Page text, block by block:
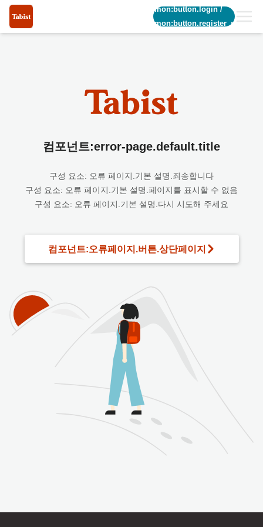
common:button.login/
common:button.register_short
컴포넌트:error-page.default.title
구성 요소: 오류 페이지.기본 설명.죄송합니다
구성 요소: 오류 페이지.기본 설명.페이지를 표시할 수 없음
구성 요소: 오류 페이지.기본 설명.다시 시도해 주세요
컴포넌트:오류페이지.버튼.상단페이지